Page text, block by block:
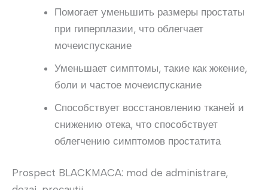
Помогает уменьшить размеры простаты
при гиперплазии, что облегчает
мочеиспускание
Уменьшает симптомы, такие как жжение,
боли и частое мочеиспускание
Способствует восстановлению тканей и
снижению отека, что способствует
облегчению симптомов простатита
Prospect BLACKMACA: mod de administrare,